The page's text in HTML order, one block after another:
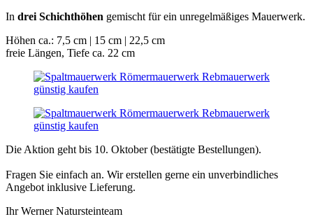
In drei Schichthöhen gemischt für ein unregelmäßiges Mauerwerk.
Höhen ca.: 7,5 cm | 15 cm | 22,5 cm
freie Längen, Tiefe ca. 22 cm
Die Aktion geht bis 10. Oktober (bestätigte Bestellungen).
Fragen Sie einfach an. Wir erstellen gerne ein unverbindliches
Angebot inklusive Lieferung.
Ihr Werner Natursteinteam